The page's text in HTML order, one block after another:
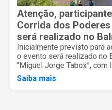
Atenção,
Corrida dos
será realizado no
Inicialmente previsto para
o evento será realizado no
“Miguel Jorge Tabox”, com
Saiba mais